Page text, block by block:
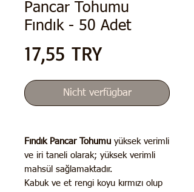
Pancar Tohumu
Fındık - 50 Adet
17,55 TRYPreis
Nicht verfügbar
Fındık Pancar Tohumu yüksek verimli
ve iri taneli olarak; yüksek verimli
mahsül sağlamaktadır.
Kabuk ve et rengi koyu kırmızı olup